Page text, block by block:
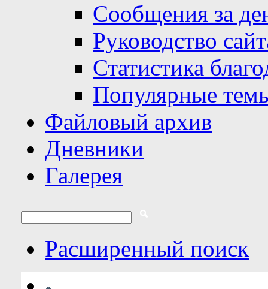
Сообщения за
Руководство
Статистика
Популярные
Файловый архив
Дневники
Галерея
Расширенный поиск